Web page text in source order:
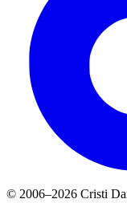
© 2006–2026 Cristi